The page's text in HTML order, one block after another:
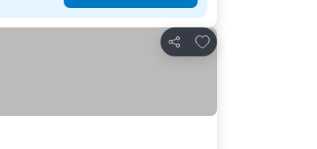
Partager
Ajouter à mes favoris